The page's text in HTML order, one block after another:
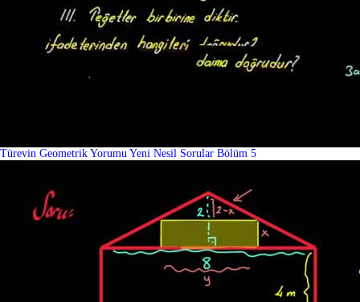
Türevin Geometrik Yorumu Yeni Nesil Sorular Bölüm 5